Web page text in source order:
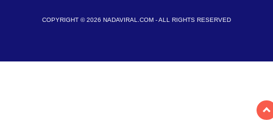
COPYRIGHT © 2026 NADAVIRAL.COM - ALL RIGHTS RESERVED